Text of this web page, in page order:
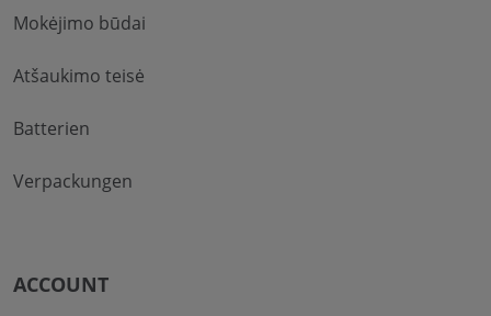
Mokėjimo būdai
Atšaukimo teisė
Batterien
Verpackungen
ACCOUNT